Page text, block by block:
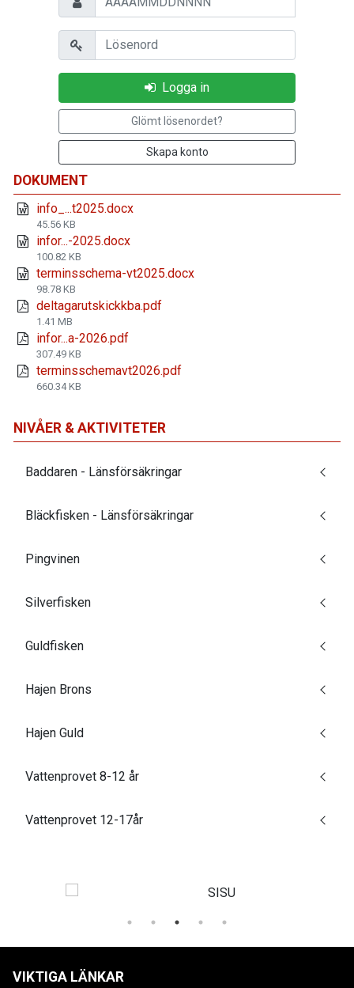
DOKUMENT
info_...t2025.docx
45.56 KB
infor...-2025.docx
100.82 KB
terminsschema-vt2025.docx
98.78 KB
deltagarutskickkba.pdf
1.41 MB
infor...a-2026.pdf
307.49 KB
terminsschemavt2026.pdf
660.34 KB
Lösenord
Logga in
Glömt lösenordet?
Skapa konto
NIVÅER & AKTIVITETER
Baddaren - Länsförsäkringar
Bläckfisken - Länsförsäkringar
Pingvinen
Silverfisken
Guldfisken
Hajen Brons
Hajen Guld
Vattenprovet 8-12 år
Vattenprovet 12-17år
VIKTIGA LÄNKAR